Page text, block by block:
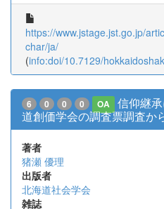
https://www.jstage.jst.go.jp/
char/ja/
(info:doi/10.7129/
6 0 0 0 OA
信仰継
道創価学会の調査票調査か
著者
猪瀬 優理
出版者
北海道社会学会
雑誌